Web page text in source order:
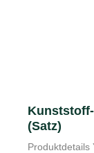
(Satz)
Produktdetails Yeti, Octavia III (5E) und Superb II (3T)